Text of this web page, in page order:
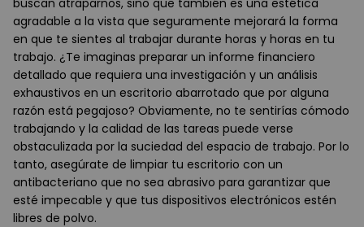
agradable a la vista que seguramente mejorará la forma
en que te sientes al trabajar durante horas y horas en tu
trabajo. ¿Te imaginas preparar un informe financiero
detallado que requiera una investigación y un análisis
exhaustivos en un escritorio abarrotado que por alguna
razón está pegajoso? Obviamente, no te sentirías cómodo
trabajando y la calidad de las tareas puede verse
obstaculizada por la suciedad del espacio de trabajo. Por lo
tanto, asegúrate de limpiar tu escritorio con un
antibacteriano que no sea abrasivo para garantizar que
esté impecable y que tus dispositivos electrónicos estén
libres de polvo.